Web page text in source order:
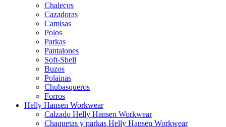
Chalecos
Cazadoras
Camisas
Polos
Parkas
Pantalones
Soft-Shell
Buzos
Polainas
Chubasqueros
Forros
Helly Hansen Workwear
Calzado Helly Hansen Workwear
Chaquetas y parkas Helly Hansen Workwear